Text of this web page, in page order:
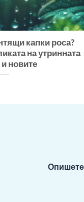
капки роса?
на утринната
новите
Опишете